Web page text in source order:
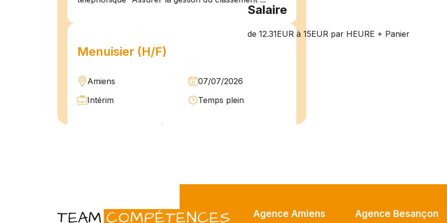
Menuisier (H/F)
Amiens
07/07/2026
Intérim
Temps plein
L'agence Team Compétences Amiens recrute pour
Technicien de maintenance H/F
Salaire
de 12.31EUR à 15EUR par HEURE + Panier
Agence Amiens Agence Besançon